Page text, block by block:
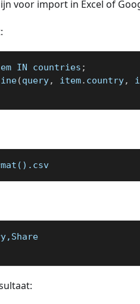
voor import in Excel of
IN countries ;
(query, item. country,